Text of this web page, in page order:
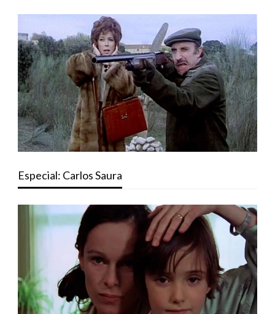
Especial: Carlos Saura